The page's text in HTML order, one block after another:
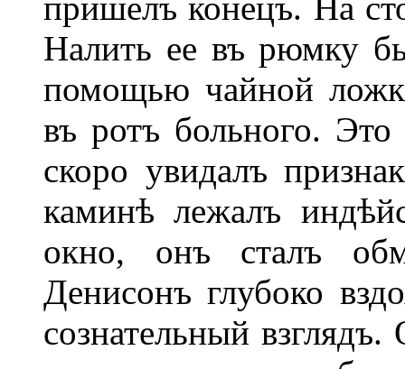
Налить ее въ рюмку
помощью чайной
въ ротъ больного. Это
скоро увидалъ
каминѣ лежалъ
окно, онъ сталъ
Денисонъ глубоко
сознательный